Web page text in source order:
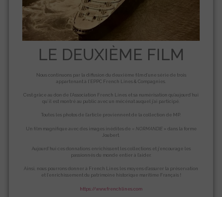
LE DEUXIÈME FILM
Nous continuons par la diffusion du deuxième film d’une série de trois
appartenant à l’EPPC French Lines & Compagnies.
C’est grâce au don de l’Association French Lines et sa numérisation qu’aujourd’hui
qu’il est montré au public avec un mécénat auquel j’ai participé.
Toutes les photos de l’article proviennent de la collection de MP.
Un film magnifique avec des images inédites de « NORMANDIE» dans la forme
Joubert.
Aujourd’hui ces donnations enrichissent les collections et j’encourage les
passionnés du monde entier à l’aider.
Ainsi, nous pourrons donner à French Lines les moyens d’assurer la préservation
et l’enrichissement du patrimoine historique maritime Français !
https://www.frenchlines.com